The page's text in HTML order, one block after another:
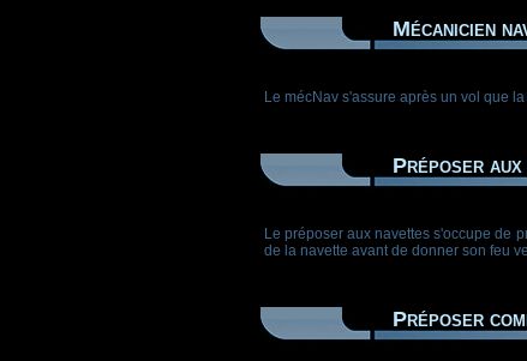
Mécanicien
Le mécNav s'assure après un vol que la
Préposer
Le préposer aux navettes s'occupe de
de la navette avant de donner son feu
Préposer